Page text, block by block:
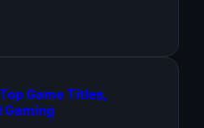
Game Titles,
Gaming